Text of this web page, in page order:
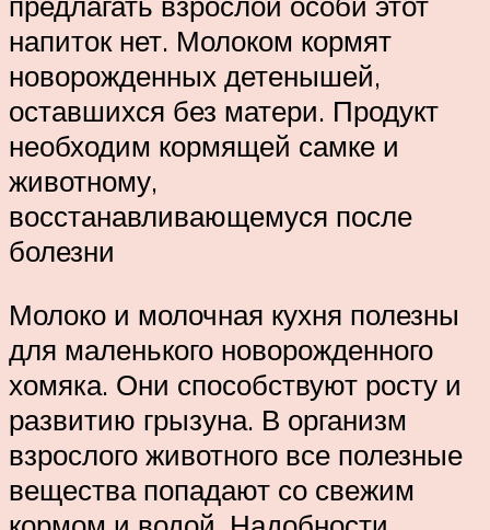
напиток нет. Молоком кормят
новорожденных детенышей,
оставшихся без матери. Продукт
необходим кормящей самке и
животному,
восстанавливающемуся после
болезни
Молоко и молочная кухня полезны
для маленького новорожденного
хомяка. Они способствуют росту и
развитию грызуна. В организм
взрослого животного все полезные
вещества попадают со свежим